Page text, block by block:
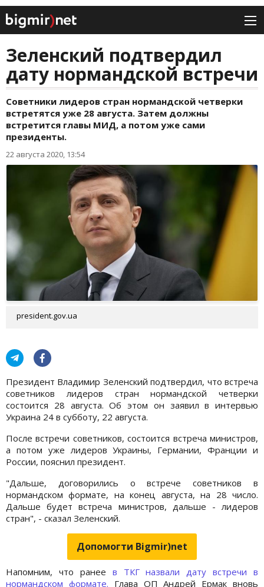
Зеленский подтвердил
дату нормандской встречи
Советники лидеров стран нормандской четверки
встретятся уже 28 августа. Затем должны
встретится главы МИД, а потом уже сами
президенты.
22 августа 2020, 13:54
president.gov.ua
Президент Владимир Зеленский подтвердил, что встреча
советников лидеров стран нормандской четверки
состоится 28 августа. Об этом он заявил в интервью
Украина 24 в субботу, 22 августа.
После встречи советников, состоится встреча министров,
а потом уже лидеров Украины, Германии, Франции и
России, пояснил президент.
"Дальше, договорились о встрече советников в
нормандском формате, на конец августа, на 28 число.
Дальше будет встреча министров, дальше - лидеров
стран", - сказал Зеленский.
Допомогти Bigmir)net
Напомним, что ранее в ТКГ назвали дату встречи в
нормандском формате. Глава ОП Андрей Ермак вновь